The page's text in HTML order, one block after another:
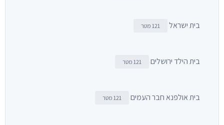
בית ישראל 121 מטר
בית הילד ירושלים 121 מטר
בית אולפנא חבר העמים 121 מטר